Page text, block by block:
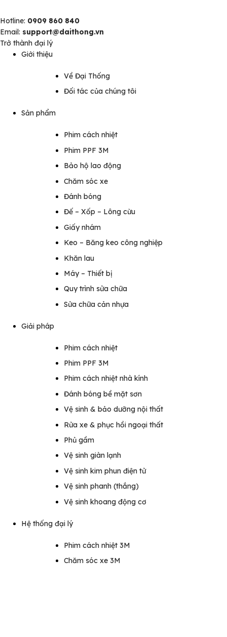
Hotline: 0909 860 840
Email: support@daithong.vn
Trở thành đại lý
Giới thiệu
Về Đại Thống
Đối tác của chúng tôi
Sản phẩm
Phim cách nhiệt
Phim PPF 3M
Bảo hộ lao động
Chăm sóc xe
Đánh bóng
Đế – Xốp – Lông cừu
Giấy nhám
Keo – Băng keo công nghiệp
Khăn lau
Máy – Thiết bị
Quy trình sửa chữa
Sửa chữa cản nhựa
Giải pháp
Phim cách nhiệt
Phim PPF 3M
Phim cách nhiệt nhà kính
Đánh bóng bề mặt sơn
Vệ sinh & bảo dưỡng nội thất
Rửa xe & phục hồi ngoại thất
Phủ gầm
Vệ sinh giàn lạnh
Vệ sinh kim phun điện tử
Vệ sinh phanh (thắng)
Vệ sinh khoang động cơ
Hệ thống đại lý
Phim cách nhiệt 3M
Chăm sóc xe 3M